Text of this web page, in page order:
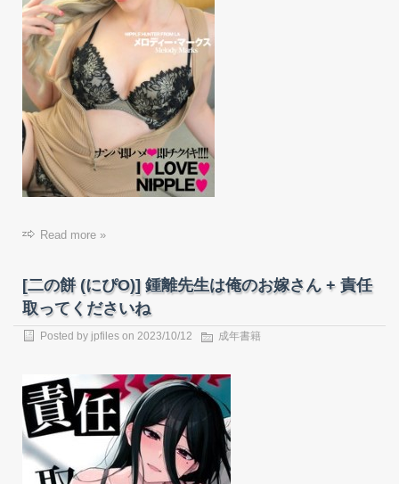
Read more »
[二の餅 (にぴO)] 鍾離先生は俺のお嫁さん + 責任
取ってくださいね
Posted by jpfiles on 2023/10/12 成年書籍